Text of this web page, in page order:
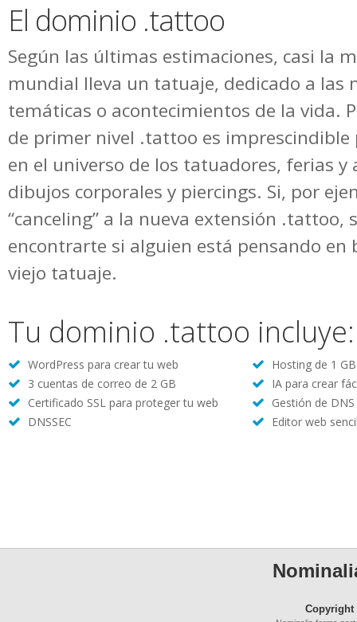
El dominio .tattoo
Según las últimas estimaciones, casi la
mundial lleva un tatuaje, dedicado a las
temáticas o acontecimientos de la vida.
de primer nivel .tattoo es imprescindible
en el universo de los tatuadores, ferias y
dibujos corporales y piercings. Si, por
“canceling” a la nueva extensión .tattoo,
encontrarte si alguien está pensando en
viejo tatuaje.
Tu dominio .tattoo incluye:
WordPress para crear tu web
Hosting de 1
3 cuentas de correo de 2 GB
IA para crear
Certificado SSL para proteger tu web
Gestión de DNS
DNSSEC
Editor web
Copyright